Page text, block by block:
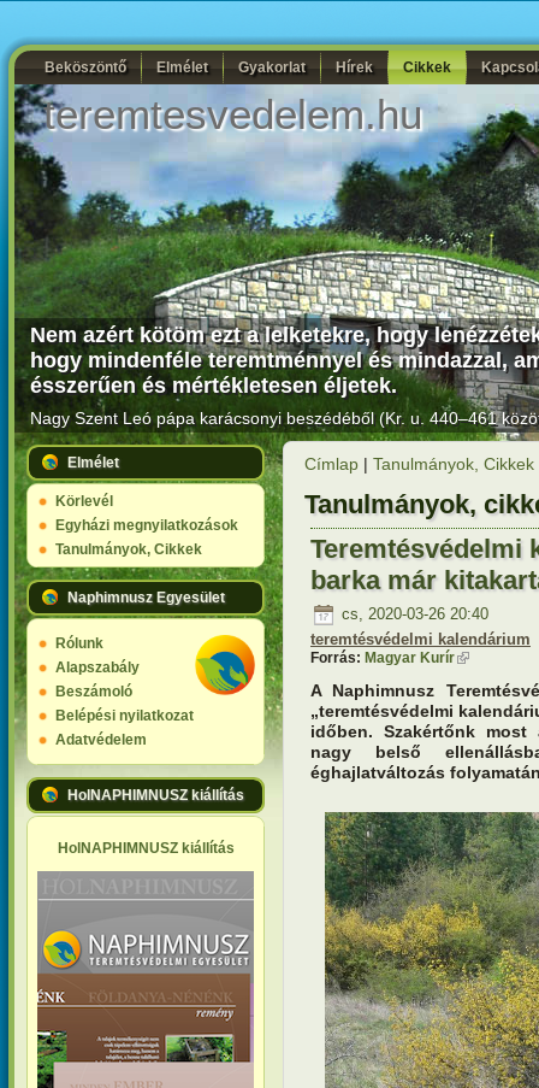
Beköszöntő Elmélet Gyakorlat Hírek Cikkek
teremtesvedelem.hu
Nem azért kötöm ezt a lelketekre, hogy
hogy mindenféle teremtménnyel és mindazzal,
ésszerűen és mértékletesen éljetek.
Nagy Szent Leó pápa karácsonyi beszédéből (Kr. u. 440–461
Elmélet
Körlevél
Egyházi megnyilatkozások
Tanulmányok, Cikkek
Naphimnusz Egyesület
Rólunk
Alapszabály
Beszámoló
Belépési nyilatkozat
Adatvédelem
HolNAPHIMNUSZ kiállítás
HolNAPHIMNUSZ kiállítás
Címlap | Tanulmányok, Cikkek
Tanulmányok,
Teremtésvédelmi
barka már
cs, 2020-03-26 20:40
teremtésvédelmi kalendárium
Forrás: Magyar Kurír(külső
A Naphimnusz
„teremtésvédelmi
időben. Szakértőnk
nagy belső
éghajlatváltozás